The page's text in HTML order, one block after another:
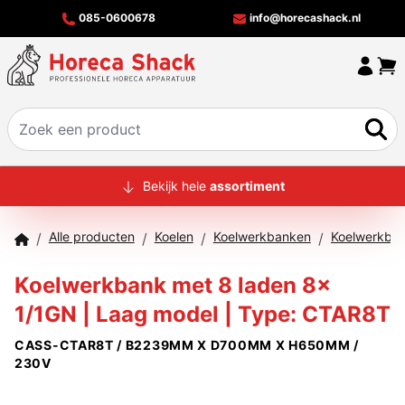
085-0600678 info@horecashack.nl
HOME
OVER ONS
MERKEN
OFFERTECHECKER
CONTACT
Bekijk hele assortiment
/ Alle producten / Koelen / Koelwerkbanken /
Koelwerkbank met 8 laden 8x
1/1GN | Laag model | Type: CTAR8T
CASS-CTAR8T / B2239MM X D700MM X H650MM /
230V